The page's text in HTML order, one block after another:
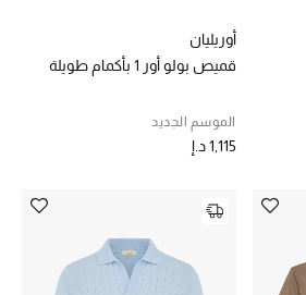
أوريليان
قميص بولو أور 1 بأكمام طويلة
الموسم الجديد
1,115 د.إ